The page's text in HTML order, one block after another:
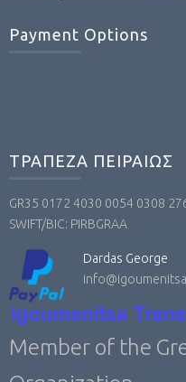
Payment Options
ΤΡΑΠΕΖΑ ΠΕΙΡΑΙΩΣ
GR35 0172 4030 0054 0308
SWIFT/BIC: PIRBGRAA
Dardas George
Member of the